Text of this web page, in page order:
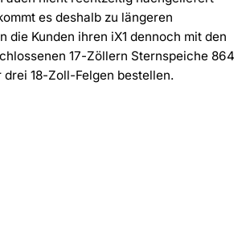
es deshalb zu längeren
die Kunden ihren iX1 dennoch mit den
17-Zöllern Sternspeiche 864
18-Zoll-Felgen bestellen.